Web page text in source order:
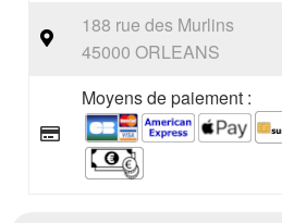
188 rue des Murlins
45000 ORLEANS
Moyens de paiement :